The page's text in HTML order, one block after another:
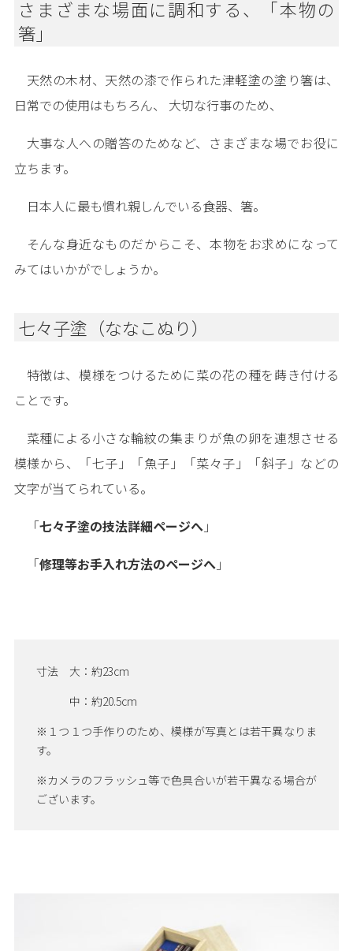
さまざまな場面に調和する、「本物の
箸」
天然の木材、天然の漆で作られた津軽塗の塗り箸は、
日常での使用はもちろん、 大切な行事のため、
大事な人への贈答のためなど、さまざまな場でお役に
立ちます。
日本人に最も慣れ親しんでいる食器、箸。
そんな身近なものだからこそ、本物をお求めになって
みてはいかがでしょうか。
七々子塗（ななこぬり）
特徴は、模様をつけるために菜の花の種を蒔き付ける
ことです。
菜種による小さな輪紋の集まりが魚の卵を連想させる
模様から、「七子」「魚子」「菜々子」「斜子」などの
文字が当てられている。
「七々子塗の技法詳細ページへ」
「修理等お手入れ方法のページへ」
寸法 大：約23cm
中：約20.5cm
※１つ１つ手作りのため、模様が写真とは若干異なりま
す。
※カメラのフラッシュ等で色具合いが若干異なる場合が
ございます。